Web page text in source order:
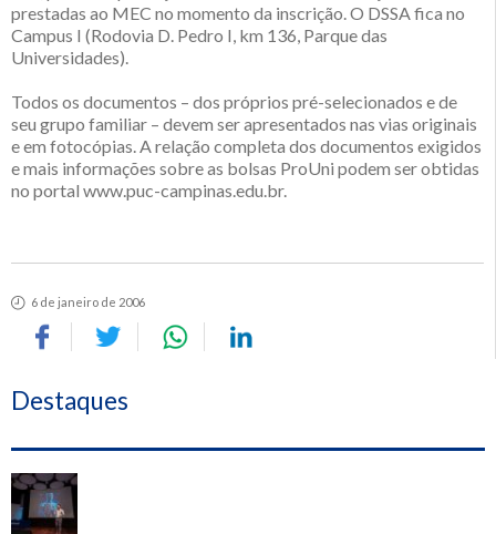
prestadas ao MEC no momento da inscrição. O DSSA fica no
Campus I (Rodovia D. Pedro I, km 136, Parque das
Universidades).
Todos os documentos – dos próprios pré-selecionados e de
seu grupo familiar – devem ser apresentados nas vias originais
e em fotocópias. A relação completa dos documentos exigidos
e mais informações sobre as bolsas ProUni podem ser obtidas
no portal www.puc-campinas.edu.br.
6 de janeiro de 2006
Destaques